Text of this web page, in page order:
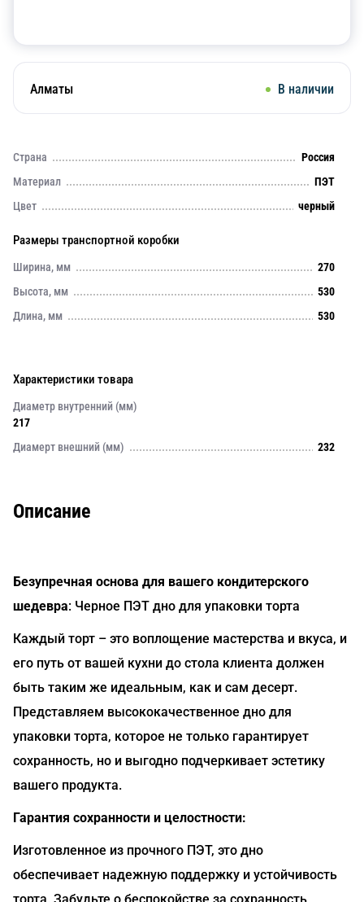
Алматы В наличии
Страна
Россия
Материал
ПЭТ
Цвет
черный
Размеры транспортной коробки
Ширина, мм
270
Высота, мм
530
Длина, мм
530
Характеристики товара
Диаметр внутренний (мм)
217
Диамерт внешний (мм)
232
Описание
Безупречная основа для вашего кондитерского
шедевра: Черное ПЭТ дно для упаковки торта
Каждый торт – это воплощение мастерства и вкуса, и
его путь от вашей кухни до стола клиента должен
быть таким же идеальным, как и сам десерт.
Представляем высококачественное дно для
упаковки торта, которое не только гарантирует
сохранность, но и выгодно подчеркивает эстетику
вашего продукта.
Гарантия сохранности и целостности:
Изготовленное из прочного ПЭТ, это дно
обеспечивает надежную поддержку и устойчивость